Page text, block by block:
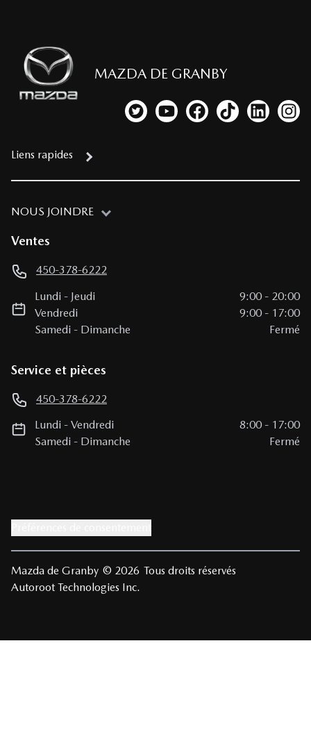
MAZDA DE GRANBY
Lien vers notre compte Twitter
Lien vers notre chaîne
Lien vers notre page
Lien vers notre
Lien vers
Lien
Liens rapides
NOUS JOINDRE
Ventes
450-378-6222
Lundi - Jeudi 9:00 - 20:00
Vendredi
9:00 - 17:00
Samedi - Dimanche Fermé
Service et pièces
450-378-6222
Lundi -Vendredi 8:00 - 17:00
Samedi - Dimanche Fermé
Mazda de Granby © 2026 Tous droits réservés
Autoroot Technologies Inc.